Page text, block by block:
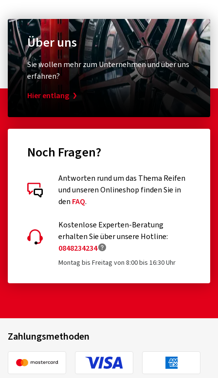
Über uns
Sie wollen mehr zum Unternehmen und über uns
erfahren?
Hier entlang
Noch Fragen?
Antworten rund um das Thema Reifen
und unseren Onlineshop finden Sie in
den FAQ.
Kostenlose Experten-Beratung
erhalten Sie über unsere Hotline:
0848234234
Montag bis Freitag von 8:00 bis 16:30 Uhr
Zahlungsmethoden